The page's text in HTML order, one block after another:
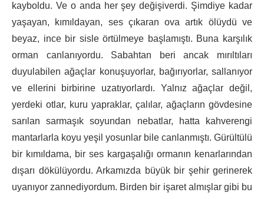
kayboldu. Ve o anda her şey değişiverdi. Şimdiye kadar
yaşayan, kımıldayan, ses çıkaran ova artık ölüydü ve
beyaz, ince bir sisle örtülmeye başlamıştı. Buna karşılık
orman canlanıyordu. Sabahtan beri ancak mırıltıları
duyulabilen ağaçlar konuşuyorlar, bağırıyorlar, sallanıyor
ve ellerini birbirine uzatıyorlardı. Yalnız ağaçlar değil,
yerdeki otlar, kuru yapraklar, çalılar, ağaçların gövdesine
sarılan sarmaşık soyundan nebatlar, hatta kahverengi
mantarlarla koyu yeşil yosunlar bile canlanmıştı. Gürültülü
bir kımıldama, bir ses kargaşalığı ormanın kenarlarından
dışarı dökülüyordu. Arkamızda büyük bir şehir gerinerek
uyanıyor zannediyordum. Birden bir işaret almışlar gibi bu